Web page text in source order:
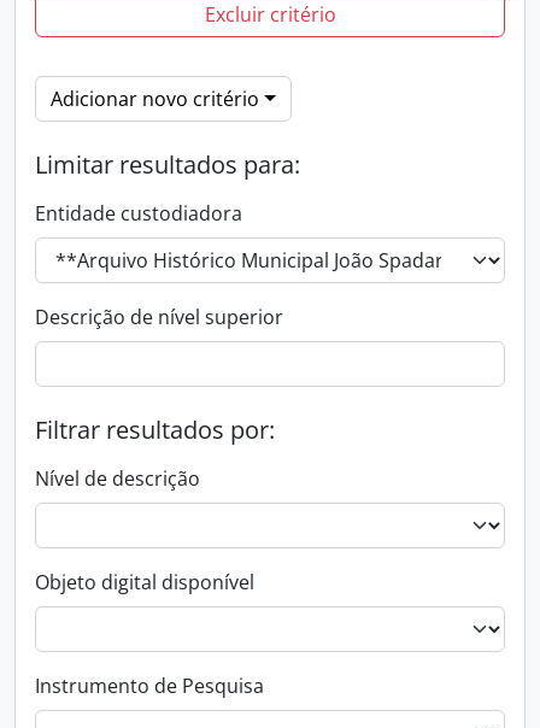
Excluir critério
Adicionar novo critério
Limitar resultados para:
Entidade custodiadora
Descrição de nível superior
Filtrar resultados por:
Nível de descrição
Objeto digital disponível
Instrumento de Pesquisa